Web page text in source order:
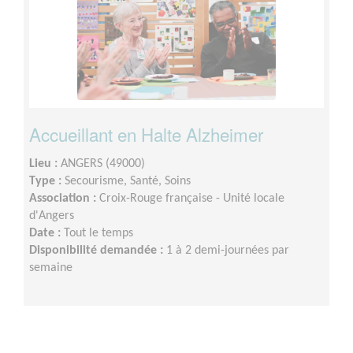
Accueillant en Halte Alzheimer
Lieu : ANGERS (49000)
Type : Secourisme, Santé, Soins
Association : Croix-Rouge française - Unité locale
d'Angers
Date : Tout le temps
Disponibilité demandée : 1 à 2 demi-journées par
semaine